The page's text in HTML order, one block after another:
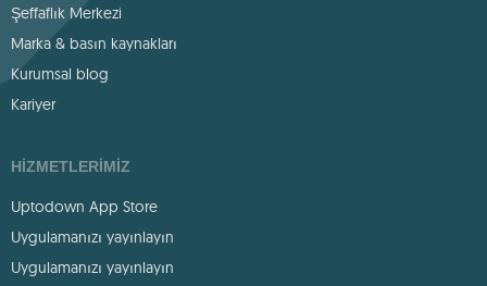
Şeffaflık Merkezi
Marka & basın kaynakları
Kurumsal blog
Kariyer
HIZMETLERIMIZ
Uptodown App Store
Uygulamanızı yayınlayın
Uygulamanızı yayınlayın